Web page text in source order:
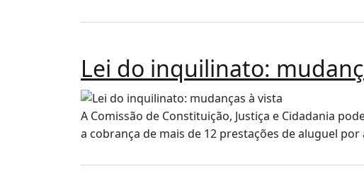
Lei do inquilinato:
A Comissão de Constituição, Justiça e Cidadania
a cobrança de mais de 12 prestações de aluguel por